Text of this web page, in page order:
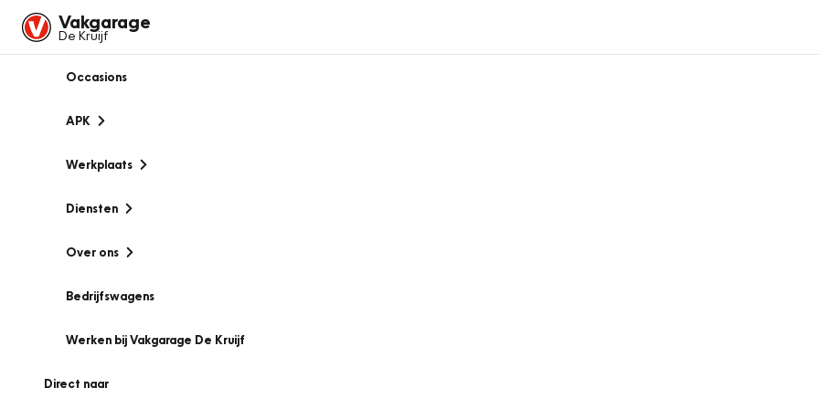
Vakgarage
De Kruijf
Occasions
APK
Werkplaats
Diensten
Over ons
Bedrijfswagens
Werken bij Vakgarage De Kruijf
Direct naar